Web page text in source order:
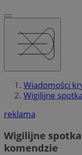
Wiadomości
Wigilijne
reklama
Wigilijne
komendzie